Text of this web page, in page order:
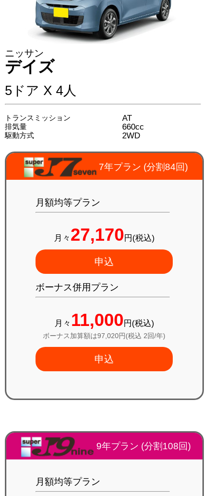
ニッサン
デイズ
5ドア X 4人
トランスミッション AT
排気量 660cc
駆動方式 2WD
7年プラン (分割84回)
月額均等プラン
月々 27,170 円(税込)
申込
ボーナス併用プラン
月々 11,000円(税込)
ボーナス加算額は97,020円(税込 2回/年)
申込
9年プラン (分割108回)
月額均等プラン